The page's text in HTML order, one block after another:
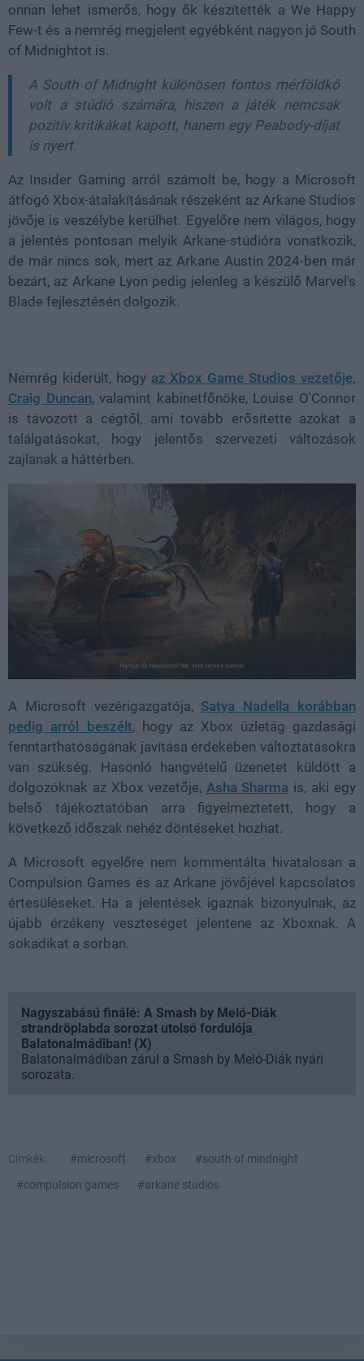
onnan lehet ismerős, hogy ők készítették a We Happy
Few-t és a nemrég megjelent egyébként nagyon jó South
of Midnightot is.
A South of Midnight különösen fontos mérföldkő
volt a stúdió számára, hiszen a játék nemcsak
pozitív kritikákat kapott, hanem egy Peabody-díjat
is nyert.
Az Insider Gaming arról számolt be, hogy a Microsoft
átfogó Xbox-átalakításának részeként az Arkane Studios
jövője is veszélybe kerülhet. Egyelőre nem világos, hogy
a jelentés pontosan melyik Arkane-stúdióra vonatkozik,
de már nincs sok, mert az Arkane Austin 2024-ben már
bezárt, az Arkane Lyon pedig jelenleg a készülő Marvel's
Blade fejlesztésén dolgozik.
Nemrég kiderült, hogy az Xbox Game Studios vezetője,
Craig Duncan, valamint kabinetfőnöke, Louise O'Connor
is távozott a cégtől, ami tovább erősítette azokat a
találgatásokat, hogy jelentős szervezeti változások
zajlanak a háttérben.
A Microsoft vezérigazgatója, Satya Nadella korábban
pedig arról beszélt, hogy az Xbox üzletág gazdasági
fenntarthatóságának javítása érdekében változtatásokra
van szükség. Hasonló hangvételű üzenetet küldött a
dolgozóknak az Xbox vezetője, Asha Sharma is, aki egy
belső tájékoztatóban arra figyelmeztetett, hogy a
következő időszak nehéz döntéseket hozhat.
A Microsoft egyelőre nem kommentálta hivatalosan a
Compulsion Games és az Arkane jövőjével kapcsolatos
értesüléseket. Ha a jelentések igaznak bizonyulnak, az
újabb érzékeny veszteséget jelentene az Xboxnak. A
sokadikat a sorban.
Nagyszabású finálé: A Smash by Meló-Diák
strandröplabda sorozat utolsó fordulója
Balatonalmádiban! (X)
Balatonalmádiban zárul a Smash by Meló-Diák nyári
sorozata.
Címkék: #microsoft #xbox
#south of mindnight
#compulsion games
#arkane studios